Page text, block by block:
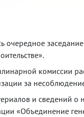
очередное
комиссии
за
и сведений
«Объединение